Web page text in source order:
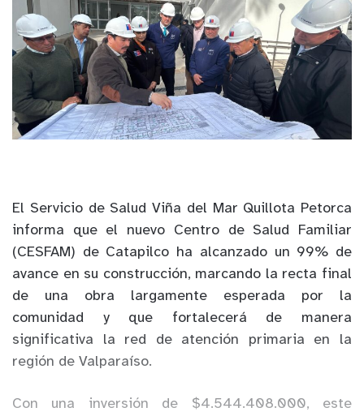
El Servicio de Salud Viña del Mar Quillota Petorca
informa que el nuevo Centro de Salud Familiar
(CESFAM) de Catapilco ha alcanzado un 99% de
avance en su construcción, marcando la recta final
de una obra largamente esperada por la
comunidad y que fortalecerá de manera
significativa la red de atención primaria en la
región de Valparaíso.
Con una inversión de $4.544.408.000, este